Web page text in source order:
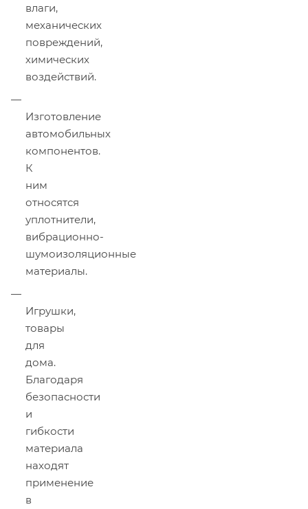
влаги,
механических
повреждений,
химических
воздействий.
Изготовление
автомобильных
компонентов.
К
ним
относятся
уплотнители,
вибрационно-
шумоизоляционные
материалы.
Игрушки,
товары
для
дома.
Благодаря
безопасности
и
гибкости
материала
находят
применение
в